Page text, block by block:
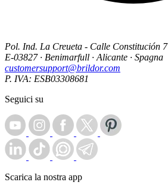
Pol. Ind. La Creueta - Calle Constitución 7
E-03827 · Benimarfull · Alicante · Spagna
customersupport@brildor.com
P. IVA: ESB03308681
Seguici su
Scarica la nostra app